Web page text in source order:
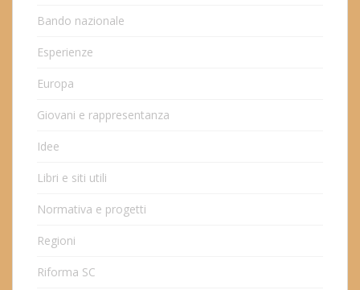
Bando nazionale
Esperienze
Europa
Giovani e rappresentanza
Idee
Libri e siti utili
Normativa e progetti
Regioni
Riforma SC